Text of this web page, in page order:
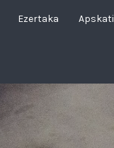
Ezertaka Apskati